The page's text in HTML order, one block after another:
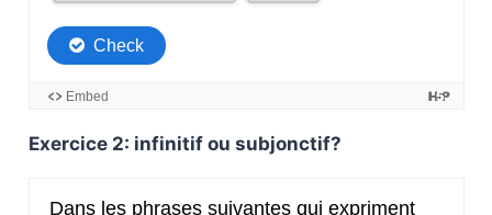
Exercice 2: infinitif ou subjonctif?